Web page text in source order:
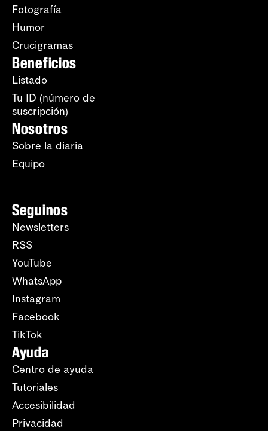
Fotografía
Humor
Crucigramas
Beneficios
Listado
Tu ID (número de
suscripción)
Nosotros
Sobre la diaria
Equipo
Seguinos
Newsletters
RSS
YouTube
WhatsApp
Instagram
Facebook
TikTok
Ayuda
Centro de ayuda
Tutoriales
Accesibilidad
Privacidad